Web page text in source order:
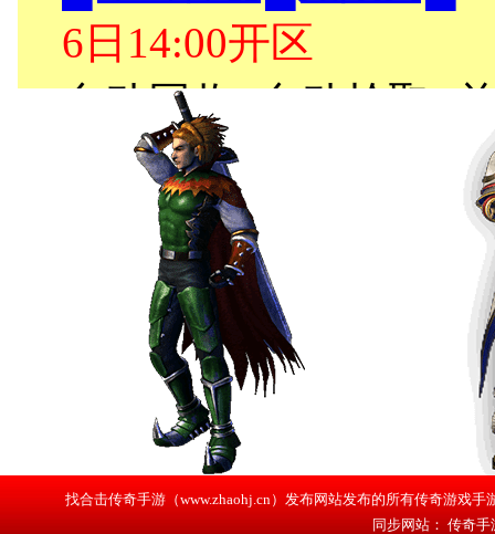
找合击传奇手游（www.zhaohj.cn）发布网站发布的所有传奇游戏
同步网站： 传奇手